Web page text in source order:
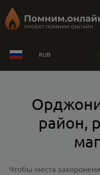
RUB
район,
Чтобы места